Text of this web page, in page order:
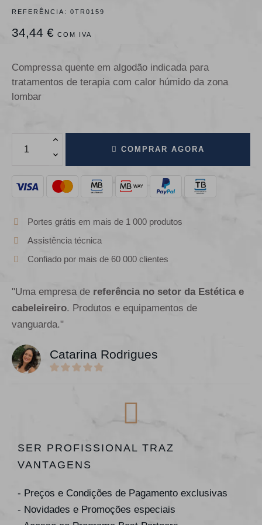
REFERÊNCIA: 0TR0159
34,44 € COM IVA
Compressa quente em algodão indicada para
tratamentos de terapia com calor húmido da zona
lombar
COMPRAR AGORA
Portes grátis em mais de 1 000 produtos
Assistência técnica
Confiado por mais de 60 000 clientes
"Uma empresa de referência no setor da Estética e
cabeleireiro. Produtos e equipamentos de
vanguarda."
Catarina Rodrigues
SER PROFISSIONAL TRAZ
VANTAGENS
- Preços e Condições de Pagamento exclusivas
- Novidades e Promoções especiais